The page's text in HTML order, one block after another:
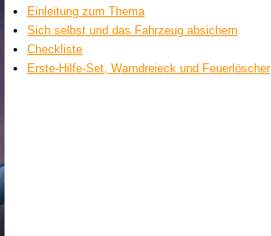
Einleitung zum Thema
Sich selbst und das Fahrzeug absichern
Checkliste
Erste-Hilfe-Set, Warndreieck und Feuerlöscher